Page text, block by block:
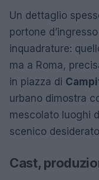
Un dettaglio
portone
inquadrature:
ma a Roma,
in piazza di
urbano dimostra
mescolato luoghi
scenico
Cast,